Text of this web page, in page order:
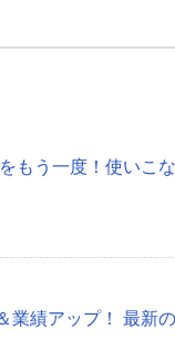
もう一度！使いこ
業績アップ！ 最新